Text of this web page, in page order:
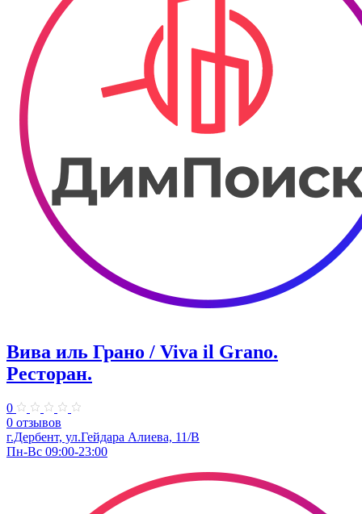
Вива иль Грано / Viva il Grano.
Ресторан.
0
0 отзывов
г.Дербент, ул.Гейдара Алиева, 11/В
Пн-Вс 09:00-23:00